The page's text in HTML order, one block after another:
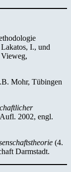
I., und
Mohr, Tübingen
2002, engl.
(4.
Darmstadt.